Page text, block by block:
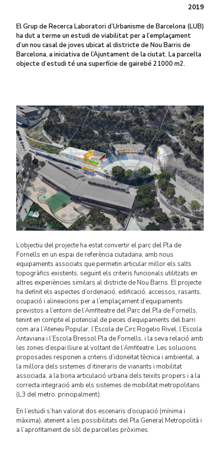
2019
El Grup de Recerca Laboratori d’Urbanisme de Barcelona (LUB)
ha dut a terme un estudi de viabilitat per a l’emplaçament
d’un nou casal de joves ubicat al districte de Nou Barris de
Barcelona, a iniciativa de l’Ajuntament de la ciutat. La parcel·la
objecte d’estudi té una superfície de gairebé 21000 m2.
L’objectiu del projecte ha estat convertir el parc del Pla de
Fornells en un espai de referència ciutadana, amb nous
equipaments associats que permetin articular millor els salts
topogràfics existents, seguint els criteris funcionals utilitzats en
altres experiències similars al districte de Nou Barris. El projecte
ha definit els aspectes d’ordenació, edificació, accessos, rasants,
ocupació i alineacions per a l’emplaçament d’equipaments
previstos a l’entorn de l’Amfiteatre del Parc del Pla de Fornells,
tenint en compte el potencial de peces d’equipaments del barri
com ara l’Ateneu Popular, l’Escola de Circ Rogelio Rivel, l’Escola
Antaviana i l’Escola Bressol Pla de Fornells, i la seva relació amb
les zones d’espai lliure al voltant de l’Amfiteatre. Les solucions
proposades responen a criteris d’idoneïtat tècnica i ambiental, a
la millora dels sistemes d’itineraris de vianants i mobilitat
associada, a la bona articulació urbana dels teixits propers i a la
correcta integració amb els sistemes de mobilitat metropolitans
(L3 del metro, principalment).
En l’estudi s’han valorat dos escenaris d’ocupació (mínima i
màxima), atenent a les possibilitats del Pla General Metropolità i
a l’aprofitament de sòl de parcel·les pròximes.